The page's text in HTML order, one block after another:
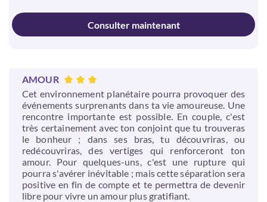
Consulter maintenant
AMOUR
Cet environnement planétaire pourra provoquer des
événements surprenants dans ta vie amoureuse. Une
rencontre importante est possible. En couple, c'est
très certainement avec ton conjoint que tu trouveras
le bonheur ; dans ses bras, tu découvriras, ou
redécouvriras, des vertiges qui renforceront ton
amour. Pour quelques-uns, c'est une rupture qui
pourra s'avérer inévitable ; mais cette séparation sera
positive en fin de compte et te permettra de devenir
libre pour vivre un amour plus gratifiant.